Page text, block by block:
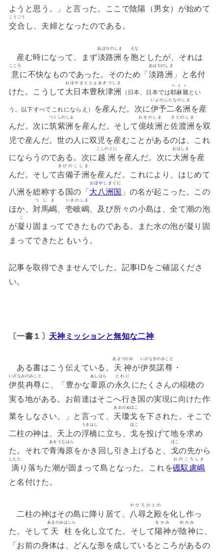
ようと思う。」と言った。ここで陰陽（男女）が始めて
交合
こうごう
し、夫婦となったのである。
産む時になって、まず淡路洲
あはぢのしま
を胞
えな
としたが、それは
意
こころ
に不快なものであった。そのため「淡路洲
あはぢのしま
」と名付
けた。こうして大日本豊秋津洲
おほやまととよあきづしま
（日本、日本では耶麻騰
やまと
とい
う。以下すべてこれにならえ） を産んだ。次に伊予二名洲
いよのふたなのしま
を産
んだ。次に筑紫洲
つくしのしま
を産んだ。そして億歧洲
おきのしま
と佐渡洲
さどのしま
を双
児で産んだ。世の人に双児を産むことがあるのは、これ
にならうのである。次に越洲
こしのくに
を産んだ。次に大洲
おほしま
を産
んだ。そして吉備子洲
きびのこしま
を産んだ。これにより、はじめて
八洲を総称する国の「大八洲国
おほやしまぐに
」の名が起こった。この
ほか、 対馬嶋
つしま
、 壱岐嶋
いきのしま
、及び所々の小島は、全て潮の泡
が凝
こ
り固まってできたものである。また水の泡が凝り固
まってできたともいう。
記事を取得できませんでした。記事IDをご確認くださ
い。
〔一書１〕 天神ミッションと無知な二神
ある書はこう伝えている。 天神
あまつかみ
が伊奘諾尊
いざなきのみこと
・
伊奘冉尊
いざなみのみこと
に、「豊かな葦原
あしはら
の永久
とわに
にたくさんの稲穂の
実る地がある。お前達はそこへ行き国の実現に向けた作
業をしなさい。」と言って、 天瓊戈
あまのぬほこ
を下された。そこで
二柱の神は、天上の浮橋
うきはし
に立ち、 戈
ほこ
を投げて地を求め
た。それで青海原
あをうなはら
をかき回し引き上げると、 戈
ほこ
の先から
滴
したた
り落ちた潮が固まって島となった。これを磤馭慮嶋
おのごろしま
と名付けた。
二柱の神はその島に降り居て、 八尋之殿
やひろのとの
を化し作っ
た。そして 天柱
あまのみはしら
を化し立てた。そして陽神
をかみ
が陰神
めかみ
に、
「お前の身体は、どんな形を成しているところがあるの